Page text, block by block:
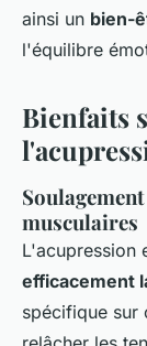
ainsi un bien-
l'équilibre
Bienfaits
musculaires
L'acupression
efficacement
spécifique sur